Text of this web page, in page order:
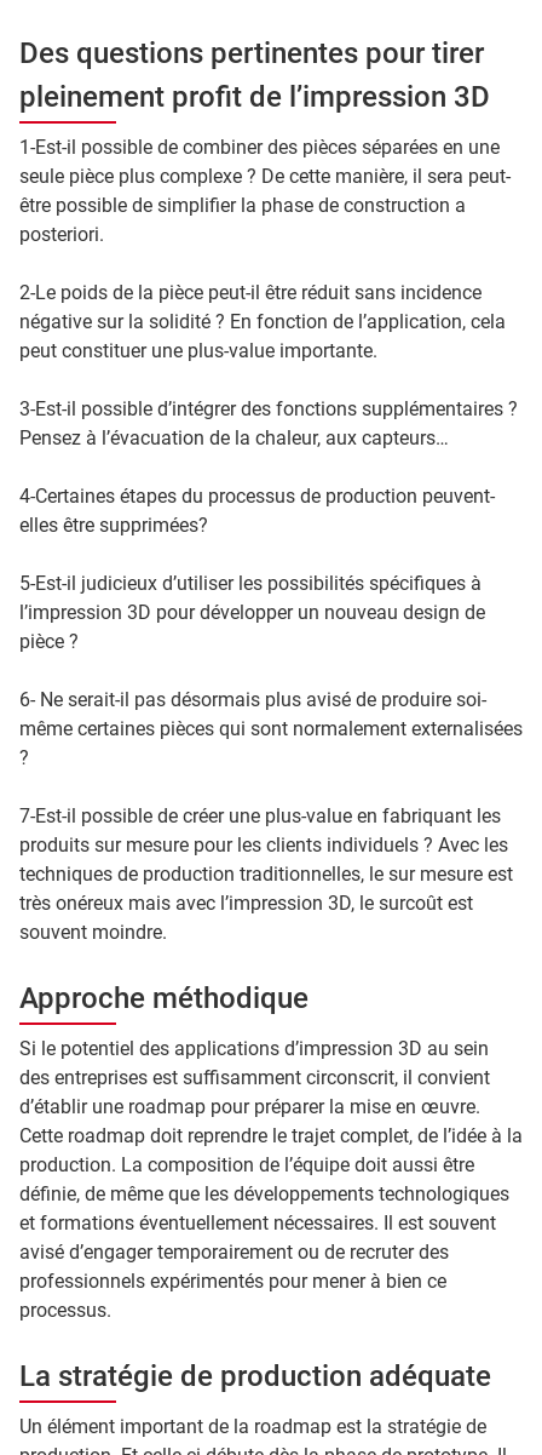
Des questions pertinentes pour tirer
pleinement profit de l’impression 3D
1-Est-il possible de combiner des pièces séparées en une
seule pièce plus complexe ? De cette manière, il sera peut-
être possible de simplifier la phase de construction a
posteriori.
2-Le poids de la pièce peut-il être réduit sans incidence
négative sur la solidité ? En fonction de l’application, cela
peut constituer une plus-value importante.
3-Est-il possible d’intégrer des fonctions supplémentaires ?
Pensez à l’évacuation de la chaleur, aux capteurs…
4-Certaines étapes du processus de production peuvent-
elles être supprimées?
5-Est-il judicieux d’utiliser les possibilités spécifiques à
l’impression 3D pour développer un nouveau design de
pièce ?
6- Ne serait-il pas désormais plus avisé de produire soi-
même certaines pièces qui sont normalement externalisées
?
7-Est-il possible de créer une plus-value en fabriquant les
produits sur mesure pour les clients individuels ? Avec les
techniques de production traditionnelles, le sur mesure est
très onéreux mais avec l’impression 3D, le surcoût est
souvent moindre.
Approche méthodique
Si le potentiel des applications d’impression 3D au sein
des entreprises est suffisamment circonscrit, il convient
d’établir une roadmap pour préparer la mise en œuvre.
Cette roadmap doit reprendre le trajet complet, de l’idée à la
production. La composition de l’équipe doit aussi être
définie, de même que les développements technologiques
et formations éventuellement nécessaires. Il est souvent
avisé d’engager temporairement ou de recruter des
professionnels expérimentés pour mener à bien ce
processus.
La stratégie de production adéquate
Un élément important de la roadmap est la stratégie de